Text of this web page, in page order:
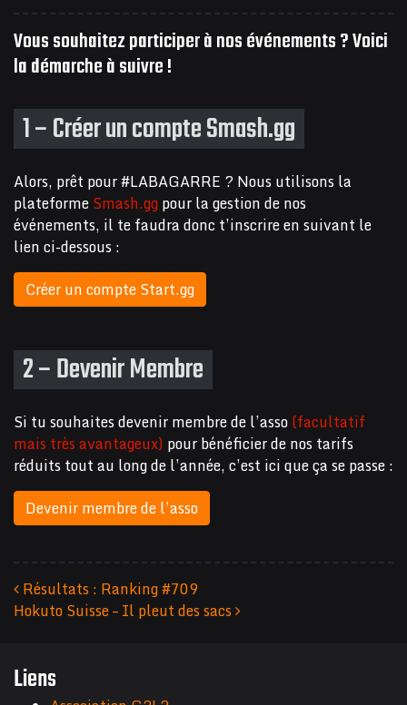
Vous souhaitez participer à nos événements ? Voici
la démarche à suivre !
1 – Créer un compte Smash.gg
Alors, prêt pour #LABAGARRE ? Nous utilisons la
plateformeSmash.ggpour la gestion de nos
événements, il te faudra donc t’inscrire en suivant le
lien ci-dessous :
Créer un compte Start.gg
2 – Devenir Membre
Si tu souhaites devenir membre de l’asso(facultatif
mais très avantageux) pour bénéficier de nos tarifs
réduits tout au long de l’année, c’est ici que ça se passe :
Devenir membre de l’asso
Navigation des articles
Résultats : Ranking #709
Hokuto Suisse – Il pleut des sacs
Liens